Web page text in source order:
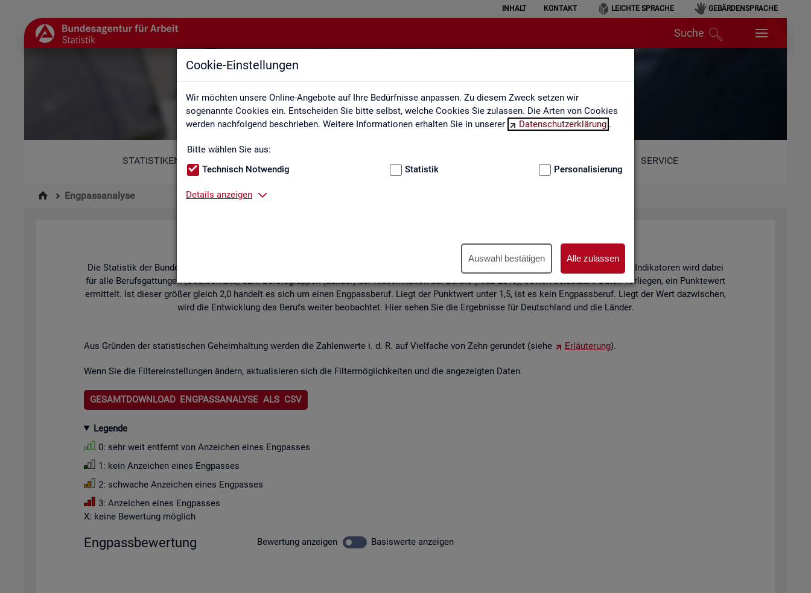
Cookie-Einstellungen
Wir möchten unsere Online-Angebote auf Ihre Bedürfnisse anpassen. Zu diesem Zweck setzen wir
sogenannte Cookies ein. Entscheiden Sie bitte selbst, welche Cookies Sie zulassen. Die Arten von Cookies
werden nachfolgend beschrieben. Weitere Informationen erhalten Sie in unserer
Datenschutzerklärung .
Bitte wählen Sie aus:
Technisch Notwendig
Statistik Personalisierung
Details anzeigen
Auswahl bestätigen Alle zulassen
INHALT KONTAKT LEICHTE SPRACHE GEBÄRDENSPRACHE
Suche
Engpassanalyse
STATISTIKEN SERVICE
Engpassanalyse
Eng­pass­ana­ly­se
Die Sta­tis­tik der Bun­des­agen­tur für Ar­beit be­wer­tet ein­mal jähr­lich die Fach­kräf­te­si­tua­ti­on am Ar­beits­markt. An­hand von 6 sta­tis­ti­schen In­di­ka­to­ren wird dabei
für alle Be­rufs­gat­tun­gen (Deutsch­land) bzw. Be­rufs­grup­pen (Län­der) der Klas­si­fi­ka­ti­on der Be­ru­fe (KldB 2010), so­weit be­last­ba­re Daten vor­lie­gen, ein Punk­te­wert
er­mit­telt. Ist die­ser grö­ßer gleich 2,0 han­delt es sich um einen Eng­pass­be­ruf. Liegt der Punkt­wert unter 1,5, ist es kein Eng­pass­be­ruf. Liegt der Wert da­zwi­schen,
wird die Ent­wick­lung des Be­rufs wei­ter be­ob­ach­tet. Hier sehen Sie die Er­geb­nis­se für Deutsch­land und die Län­der.
Aus Grün­den der sta­tis­ti­schen Ge­heim­hal­tung wer­den die Zah­len­wer­te i. d. R. auf Viel­fa­che von Zehn ge­run­det (siehe Er­läu­te­rung).
Wenn Sie die Fil­ter­ein­stel­lun­gen än­dern, ak­tua­li­sie­ren sich die Fil­ter­mög­lich­kei­ten und die an­ge­zeig­ten Daten.
GESAMTDOWNLOAD ENGPASSANALYSE ALS CSV
Le­gen­de
0: sehr weit ent­fernt von An­zei­chen eines Eng­pas­ses
1: kein An­zei­chen eines Eng­pas­ses
2: schwa­che An­zei­chen eines Eng­pas­ses
3: An­zei­chen eines Eng­pas­ses
X: keine Be­wer­tung mög­lich
Eng­pass­be­wer­tung Be­wer­tung an­zei­gen Ba­sis­wer­te an­zei­gen